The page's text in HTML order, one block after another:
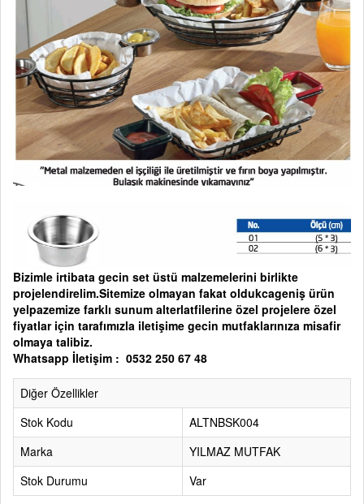
Bizimle irtibata gecin set üstü malzemelerini birlikte
projelendirelim.Sitemize olmayan fakat oldukcageniş ürün
yelpazemize farklı sunum alterlatfilerine özel projelere özel
fiyatlar için tarafımızla iletişime gecin mutfaklarınıza misafir
olmaya talibiz.
Whatsapp İletişim : 0532 250 67 48
Diğer Özellikler
Stok Kodu
ALTNBSK004
Marka
YILMAZ MUTFAK
Stok Durumu
Var